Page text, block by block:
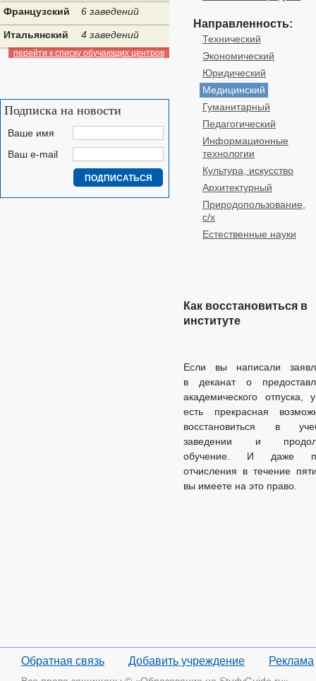
Направленность:
Технический
Экономический
Юридический
Медицинский
Гуманитарный
Педагогический
Информационные
технологии
Культура, искусство
Архитектурный
Природопользование,
с/х
Естественные науки
Как восстановиться в
институте
Если вы написали
в деканат о
академического отпуска,
есть прекрасная
восстановиться в
заведении и
обучение. И даже
отчисления в течение
вы имеете на это право.
Французский 6 заведений
Итальянский 4 заведений
перейти к списку обучающих центров
Подписка на новости
Ваше имя
Ваш e-mail
Обратная связь Добавить учреждение Реклама